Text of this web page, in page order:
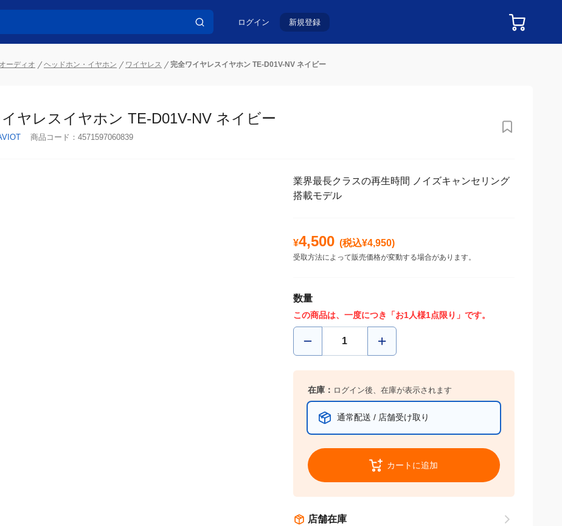
ログイン 新規登録
ーディオ ヘッドホン・イヤホン ワイヤレス 完全ワイヤレスイヤホン TE-D01V-NV ネイビー
ヤレスイヤホン TE-D01V-NV ネイビー
商品コード： 4571597060839
業界最長クラスの再生時間 ノイズキャンセリング
搭載モデル
¥4,500 (税込¥4,950)
受取方法によって販売価格が変動する場合があります。
数量
この商品は、一度につき「お1人様1点限り」です。
在庫： ログイン後、在庫が表示されます
通常配送 / 店舗受け取り
カートに追加
店舗在庫